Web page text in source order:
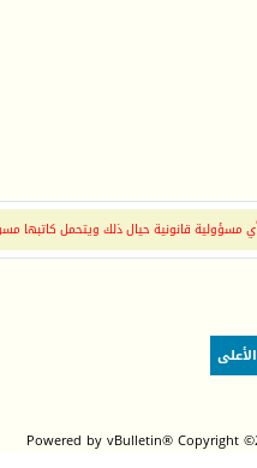
مسؤولية قانونية حيال ذلك ويتحمل كاتبها
الأعلى
Powered by vBulletin® Copyright